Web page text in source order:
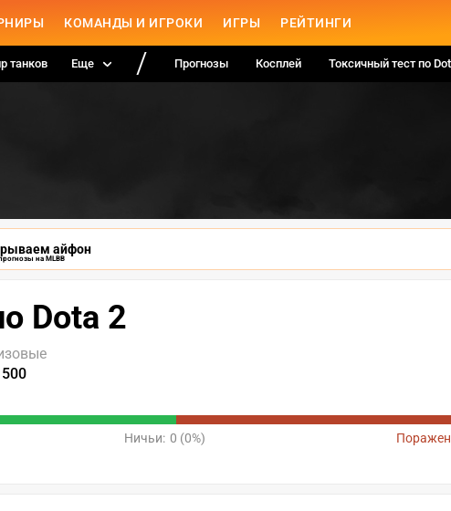
КОМАНДЫ И ИГРОКИ ИГРЫ РЕЙТИНГИ
танков Еще Прогнозы Косплей Токсичный тест по
айфон
на MLBB
Dota 2
Ничьи: 0 (0%)